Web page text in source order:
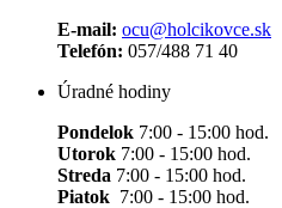
E-mail: ocu@holcikovce.sk
Telefón: 057/488 71 40
Úradné hodiny
Pondelok 7:00 - 15:00 hod.
Utorok 7:00 - 15:00 hod.
Streda 7:00 - 15:00 hod.
Piatok 7:00 - 15:00 hod.